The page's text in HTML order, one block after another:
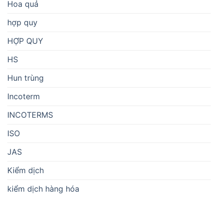
Hoa quả
hợp quy
HỢP QUY
HS
Hun trùng
Incoterm
INCOTERMS
ISO
JAS
Kiểm dịch
kiểm dịch hàng hóa